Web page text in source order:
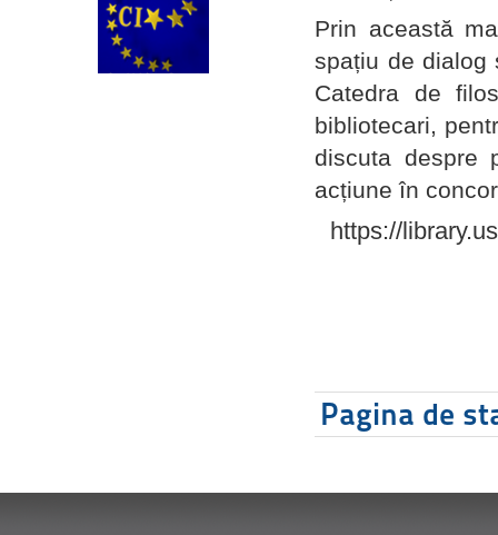
Prin această
spațiu de dialog
Catedra de
bibliotecari,
discuta despre
acțiune în
https://
Pagina de